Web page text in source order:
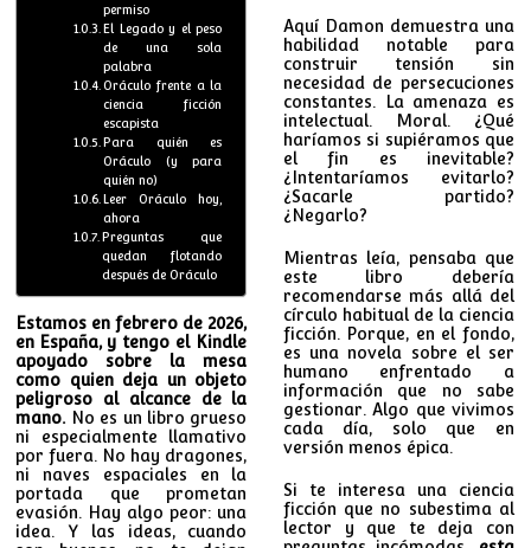
permiso
El Legado y el peso
de una sola
palabra
Oráculo frente a la
ciencia ficción
escapista
Para quién es
Oráculo (y para
quién no)
Leer Oráculo hoy,
ahora
Preguntas que
quedan flotando
después de Oráculo
Estamos en febrero de 2026,
en España, y tengo el Kindle
apoyado sobre la mesa
como quien deja un objeto
peligroso al alcance de la
mano. No es un libro grueso
ni especialmente llamativo
por fuera. No hay dragones,
ni naves espaciales en la
portada que prometan
evasión. Hay algo peor: una
idea. Y las ideas, cuando
Aquí Damon demuestra una
habilidad notable para
construir tensión sin
necesidad de persecuciones
constantes. La amenaza es
intelectual. Moral. ¿Qué
haríamos si supiéramos que
el fin es inevitable?
¿Intentaríamos evitarlo?
¿Sacarle partido?
¿Negarlo?
Mientras leía, pensaba que
este libro debería
recomendarse más allá del
círculo habitual de la ciencia
ficción. Porque, en el fondo,
es una novela sobre el ser
humano enfrentado a
información que no sabe
gestionar. Algo que vivimos
cada día, solo que en
versión menos épica.
Si te interesa una ciencia
ficción que no subestima al
lector y que te deja con